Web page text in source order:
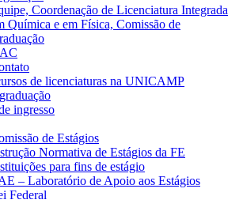
Coordenação de Licenciatura Integrada
Química e em Física, Comissão de
de licenciaturas na UNICAMP
ingresso
de Estágios
Normativa de Estágios da FE
para fins de estágio
– Laboratório de Apoio aos Estágios
Federal